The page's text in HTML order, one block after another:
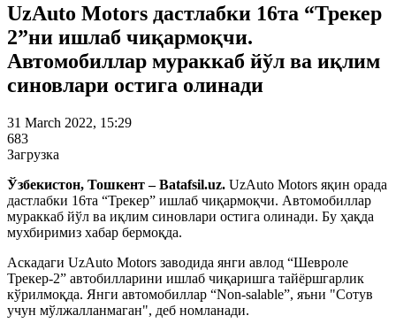
UzAuto Motors дастлабки 16та “Трекер
2”ни ишлаб чиқармоқчи.
Автомобиллар мураккаб йўл ва иқлим
синовлари остига олинади
31 March 2022, 15:29
683
Загрузка
Ўзбекистон, Тошкент – Batafsil.uz. UzAuto Motors яқин орада
дастлабки 16та “Трекер” ишлаб чиқармоқчи. Автомобиллар
мураккаб йўл ва иқлим синовлари остига олинади. Бу ҳақда
мухбиримиз хабар бермоқда.
Аскадаги UzAuto Motors заводида янги авлод “Шевроле
Трекер-2” автобилларини ишлаб чиқаришга тайёршгарлик
кўрилмоқда. Янги автомобиллар “Non-salable”, яъни "Сотув
учун мўлжалланмаган", деб номланади.